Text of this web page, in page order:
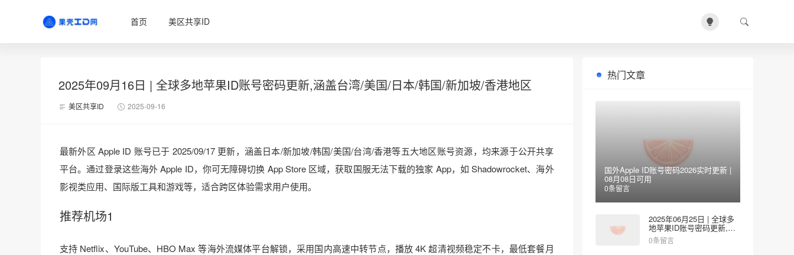
首页 美区共享ID
2025年09月16日 | 全球多地苹果ID账号密码更新,涵盖台湾/美国/日本/韩国/新加坡/香港地区
美区共享ID 2025-09-16
最新外区 Apple ID 账号已于 2025/09/17 更新，涵盖日本/新加坡/韩国/美国/台湾/香港等五大地区账号资源，均来源于公开共享
平台。通过登录这些海外 Apple ID，你可无障碍切换 App Store 区域，获取国服无法下载的独家 App，如 Shadowrocket、海外
影视类应用、国际版工具和游戏等，适合跨区体验需求用户使用。
推荐机场1
支持 Netflix、YouTube、HBO Max 等海外流媒体平台解锁，采用国内高速中转节点，播放 4K 超清视频稳定不卡，最低套餐月
热门文章
国外Apple ID账号密码2026实时更新 |
08月08日可用
0条留言
2025年06月25日 | 全球多
地苹果ID账号密码更新,涵
盖美国/台湾/韩国/香港/日
本/新加坡地区
0条留言